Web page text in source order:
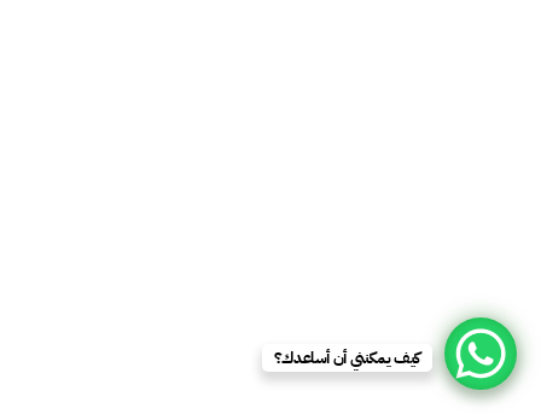
كيف يمكنني أن أساعدك؟